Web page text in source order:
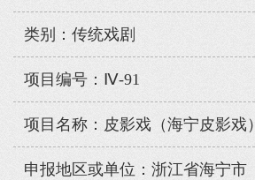
类别：传统戏剧
项目编号：Ⅳ-91
项目名称：皮影戏（海宁皮影戏）
申报地区或单位：浙江省海宁市